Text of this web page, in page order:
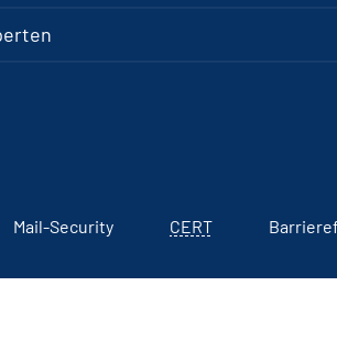
Mail-Security CERT